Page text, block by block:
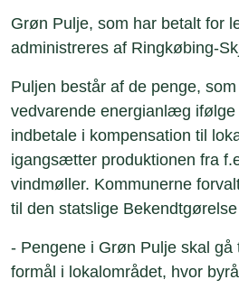
Grøn Pulje, som har betalt for
administreres af Ringkøbing-
Puljen består af de penge,
vedvarende energianlæg ifølge
indbetale i kompensation til
igangsætter produktionen fra
vindmøller. Kommunerne
til den statslige
- Pengene i Grøn Pulje skal gå
formål i lokalområdet, hvor